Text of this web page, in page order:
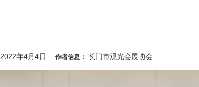
2022年4月4日 作者信息： 长门市观光会展协会